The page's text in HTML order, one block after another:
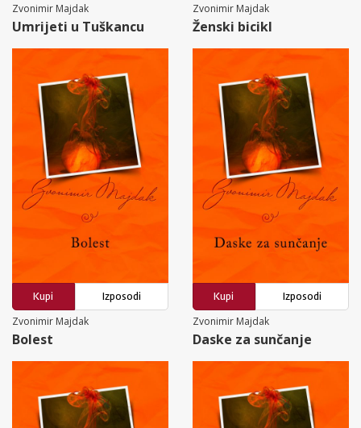
Zvonimir Majdak
Umrijeti u Tuškancu
Zvonimir Majdak
Ženski bicikl
Kupi
Izposodi
Zvonimir Majdak
Bolest
Kupi
Izposodi
Zvonimir Majdak
Daske za sunčanje